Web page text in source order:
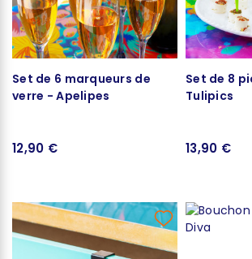
Set de 6 marqueurs de
verre - Apelipes
12,90 €
Set de 8
Tulipics
13,90 €